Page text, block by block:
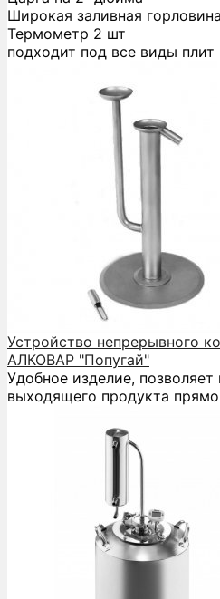
Широкая заливная горловина
Термометр 2 шт
подходит под все виды плит
Устройство непрерывного
АЛКОВАР "Попугай"
Удобное изделие,
выходящего продукта